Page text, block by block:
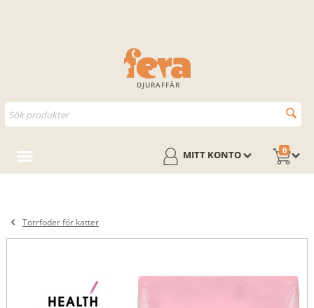
DJURAFFÄR
0
MITT KONTO
Torrfoder för katter